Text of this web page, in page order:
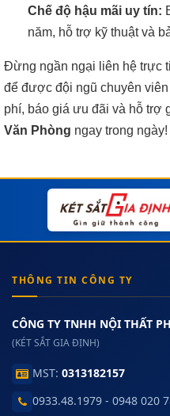
Chế độ hậu mãi uy tín:
năm, hỗ trợ kỹ thuật và
Đừng ngần ngại liên hệ trực
để được đội ngũ chuyên
phí, báo giá ưu đãi và hỗ trợ
Văn Phòng ngay trong ngày!
THÔNG TIN CÔNG TY
CÔNG TY TNHH NỘI THẤT
(KÉT SẮT GIA ĐỊNH)
MST: 0313182157
0933.48.1979 - 0948 020